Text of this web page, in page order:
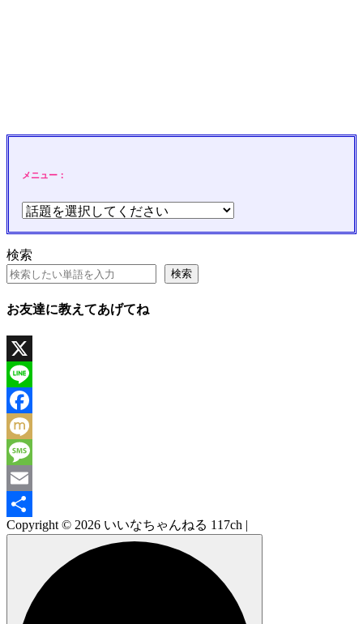
メニュー：
検索
検索
お友達に教えてあげてね
X
Line
Facebook
Mixi
Message
Email
共
Copyright © 2026 いいなちゃんねる 117ch |